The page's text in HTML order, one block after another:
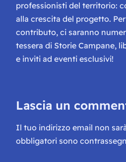
professionisti del territorio:
alla crescita del progetto.
contributo, ci saranno
tessera di Storie Campane,
e inviti ad eventi esclusivi!
Lascia un
Il tuo indirizzo email non
obbligatori sono